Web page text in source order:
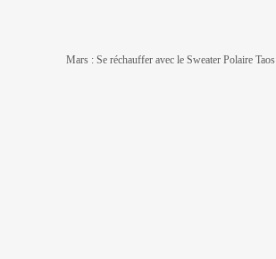
Mars : Se réchauffer avec le Sweater Polaire Taos